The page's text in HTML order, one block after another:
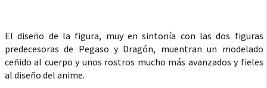
El diseño de la figura, muy en sintonía con las dos figuras
predecesoras de Pegaso y Dragón, muentran un modelado
ceñido al cuerpo y unos rostros mucho más avanzados y fieles
al diseño del anime.